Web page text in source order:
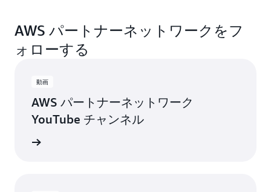
AWS パートナーネットワークをフ
ォローする
動画
AWS パートナーネットワーク
YouTube チャンネル